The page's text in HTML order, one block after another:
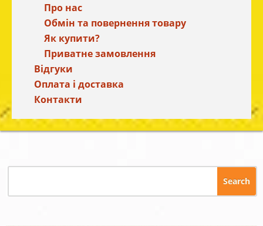
Про нас
Обмін та повернення товару
Як купити?
Приватне замовлення
Відгуки
Оплата і доставка
Контакти